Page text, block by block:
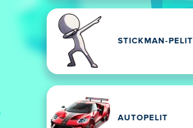
STICKMAN-PELIT
AUTOPELIT